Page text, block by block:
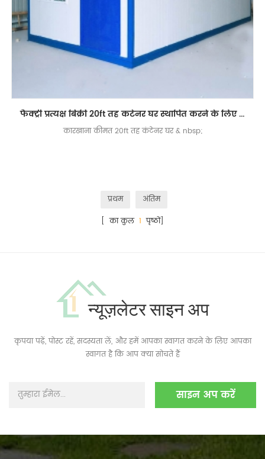
फैक्ट्री प्रत्यक्ष बिक्री 20ft तह कंटेनर घर स्थापित करने के लिए आसान है
कारखाना कीमत 20ft तह कंटेनर घर & nbsp;
प्रथम
अंतिम
[ का कुल 1 पृष्ठों]
न्यूज़लेटर साइन अप
कृपया पढ़ें, पोस्ट रहें, सदस्यता लें, और हमें आपका स्वागत करने के लिए आपका
स्वागत है कि आप क्या सोचते हैं